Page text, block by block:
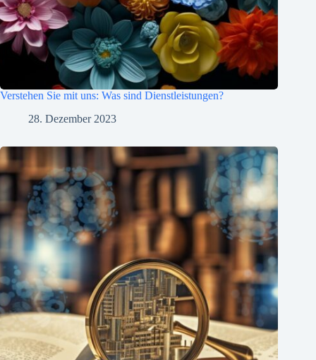
Verstehen Sie mit uns: Was sind Dienstleistungen?
28. Dezember 2023